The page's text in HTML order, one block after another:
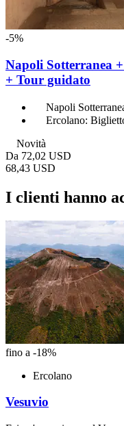
-5%
Napoli Sotterranea
+ Tour guidato
Napoli
Ercolano:
Novità
Da 72,02 USD
68,43 USD
I clienti hanno
fino a -18%
Ercolano
Vesuvio